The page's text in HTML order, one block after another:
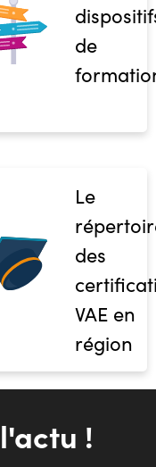
de
Le
des
VAE en
région
!